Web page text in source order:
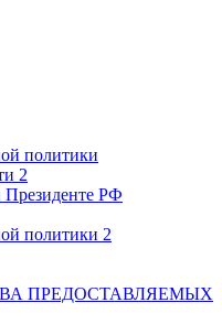
политики
2
Президенте РФ
политики 2
ПРЕДОСТАВЛЯЕМЫХ